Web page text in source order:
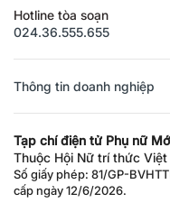
Hotline tòa soạn
024.36.555.655
Thông tin doanh nghiệp
Tạp chí điện tử Phụ nữ
Thuộc Hội Nữ trí thức Việt
Số giấy phép: 81/GP-
cấp ngày 12/6/2026.